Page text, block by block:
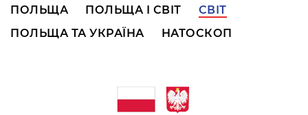
ПОЛЬЩА ПОЛЬЩА І СВІТ
СВІТ
ПОЛЬЩА ТА УКРАЇНА
НАТОСКОП